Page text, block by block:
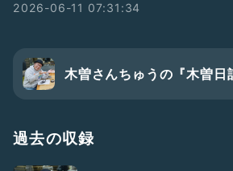
2026-06-11 07:31:34
木曽さんちゅうの『木曽日
過去の収録